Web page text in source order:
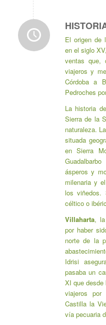
El origen de
en el siglo
ventas que,
viajeros y
Córdoba a
Pedroches
La historia
Sierra de la
naturaleza.
situada
en Sierra
ásperos y
milenaria y
los viñedos.
céltico o
Villaharta, la
por haber
norte de la
Idrisi
pasaba un
XI que desde
viajeros
Castilla la
vía pecuaria